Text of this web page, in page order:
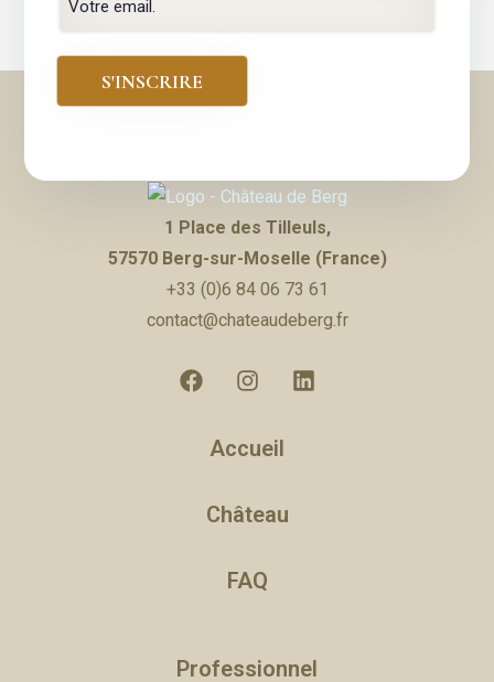
1 Place des Tilleuls,
57570 Berg-sur-Moselle (France)
+33 (0)6 84 06 73 61
contact@chateaudeberg.fr
Accueil
Château
FAQ
Professionnel
Enfants